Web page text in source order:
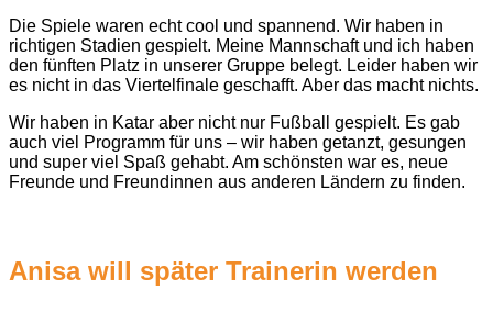
Die Spiele waren echt cool und spannend. Wir haben in
richtigen Stadien gespielt. Meine Mannschaft und ich haben
den fünften Platz in unserer Gruppe belegt. Leider haben wir
es nicht in das Viertelfinale geschafft. Aber das macht nichts.
Wir haben in Katar aber nicht nur Fußball gespielt. Es gab
auch viel Programm für uns – wir haben getanzt, gesungen
und super viel Spaß gehabt. Am schönsten war es, neue
Freunde und Freundinnen aus anderen Ländern zu finden.
Anisa will später Trainerin werden